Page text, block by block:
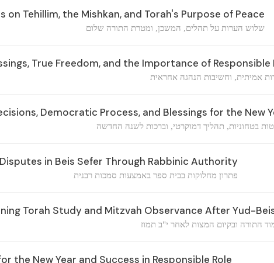
on Tehillim, the Mishkan, and Torah's Purpose of Peace
שלוש הערות על תהלים, המשכן, ומטרת התורה שלום
True Freedom, and the Importance of Responsible
אמיתית, וחשיבות הנהגה אחראית
Democratic Process, and Blessings for the New
בטחוניות, תהליך דמוקרטי, וברכות לשנה החדשה
in Beis Sefer Through Rabbinic Authority
פתרון מחלוקות בבית ספר באמצעות סמכות רבנית
Torah Study and Mitzvah Observance After Yud-
התורה ובקיום המצות לאחר י"ב תמוז
the New Year and Success in Responsible Role